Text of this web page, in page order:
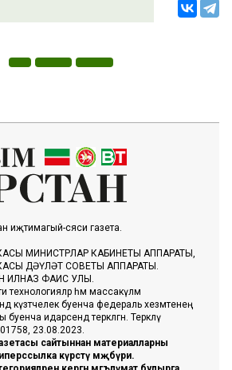
иҗтимагый-сәяси газета.
МИНИСТРЛАР КАБИНЕТЫ АППАРАТЫ,
ДӘҮЛӘТ СОВЕТЫ АППАРАТЫ.
ИЛНАЗ ФАИС УЛЫ.
технологияләр һәм массакүләм
күзәтчелек буенча федераль хезмәтенең
идарәсендә теркәлгән. Теркәлү
23.08.2023.
сайтыннан материалларны
күрсәтү мәҗбүри.